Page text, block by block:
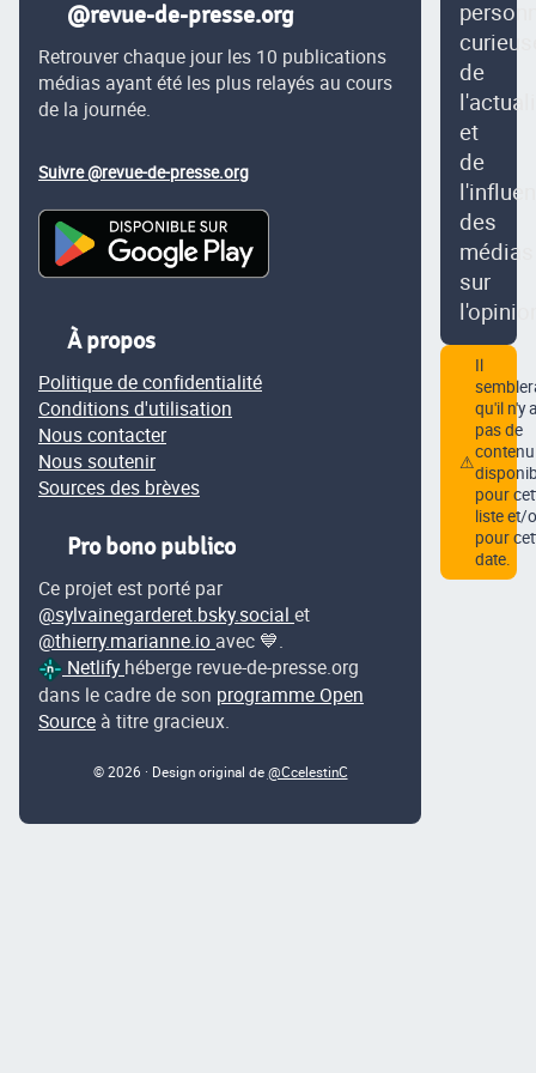
@revue-de-presse.org
Retrouver chaque jour les 10 publications
médias ayant été les plus relayés au cours
de la journée.
Suivre @revue-de-presse.org
À propos
Politique de confidentialité
Conditions d'utilisation
Nous contacter
Nous soutenir
Sources des brèves
Pro bono publico
Ce projet est porté par
@sylvainegarderet.bsky.social et
@thierry.marianne.io avec 💙.
Netlify héberge revue-de-presse.org
dans le cadre de son programme Open
Source à titre gracieux.
© 2026 · Design original de @CcelestinC
de
et
de
des
médias
sur
⚠
Il
qu'il n'y a
pas de
contenu
pour
liste et/
pour
date.